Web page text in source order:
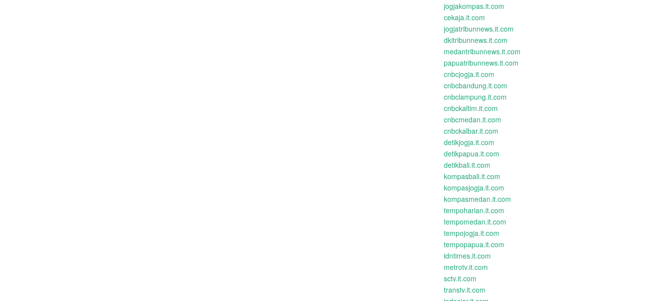
jogjakompas.it.com
cekaja.it.com
jogjatribunnews.it.com
dkitribunnews.it.com
medantribunnews.it.com
papuatribunnews.it.com
cnbcjogja.it.com
cnbcbandung.it.com
cnbclampung.it.com
cnbckaltim.it.com
cnbcmedan.it.com
cnbckalbar.it.com
detikjogja.it.com
detikpapua.it.com
detikbali.it.com
kompasbali.it.com
kompasjogja.it.com
kompasmedan.it.com
tempoharian.it.com
tempomedan.it.com
tempojogja.it.com
tempopapua.it.com
idntimes.it.com
metrotv.it.com
sctv.it.com
transtv.it.com